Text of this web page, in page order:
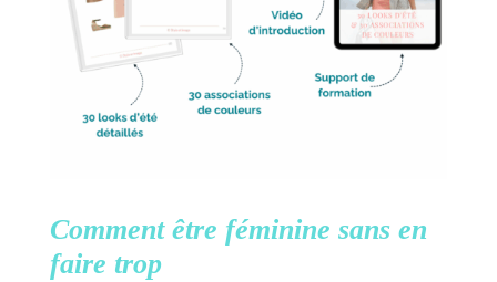
Comment être féminine sans en
faire trop